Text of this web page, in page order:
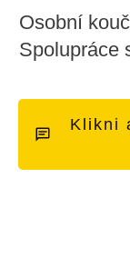
Osobní
Spolupráce
Klikni